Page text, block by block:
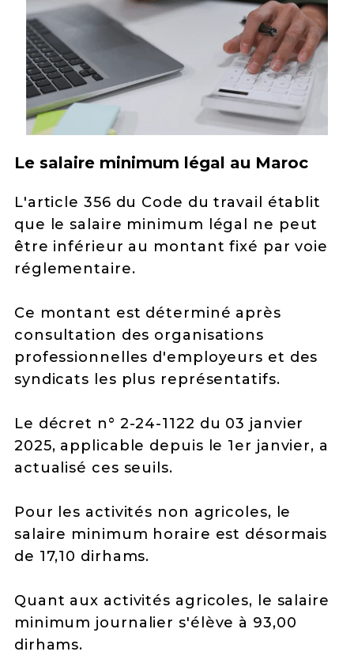
Le salaire minimum légal au Maroc
L'article 356 du Code du travail établit
que le salaire minimum légal ne peut
être inférieur au montant fixé par voie
réglementaire.
Ce montant est déterminé après
consultation des organisations
professionnelles d'employeurs et des
syndicats les plus représentatifs.
Le décret n° 2-24-1122 du 03 janvier
2025, applicable depuis le 1er janvier, a
actualisé ces seuils.
Pour les activités non agricoles, le
salaire minimum horaire est désormais
de 17,10 dirhams.
Quant aux activités agricoles, le salaire
minimum journalier s'élève à 93,00
dirhams.